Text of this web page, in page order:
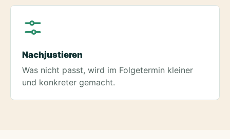
Nachjustieren
Was nicht passt, wird im Folgetermin kleiner
und konkreter gemacht.